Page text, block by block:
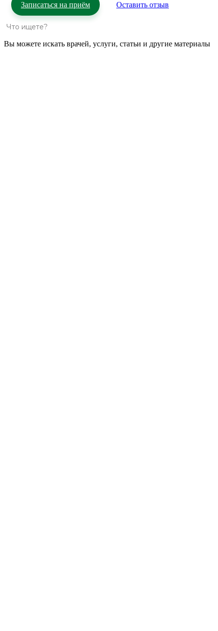
Записаться на приём
Оставить отзыв
Вы можете искать врачей, услуги, статьи и другие материалы